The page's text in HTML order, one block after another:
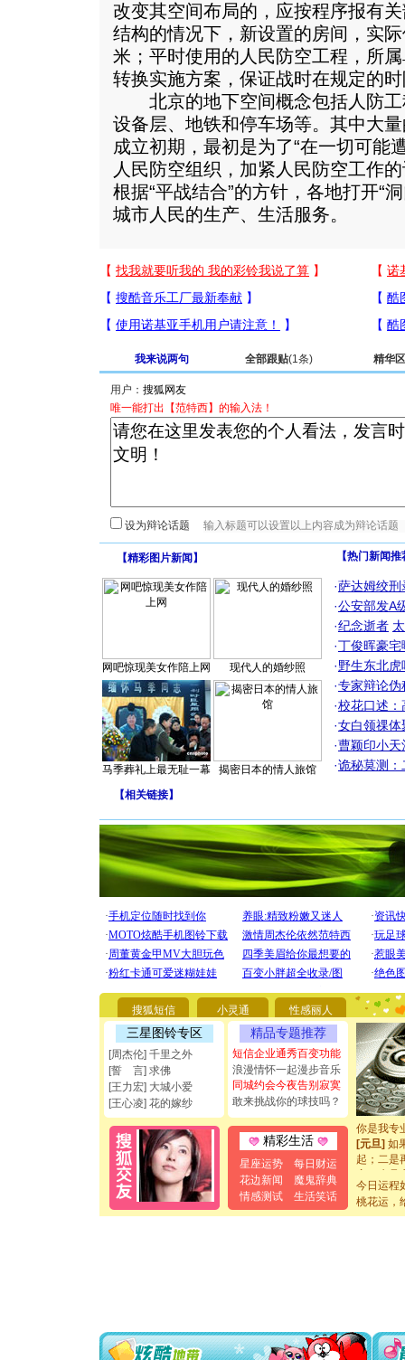
改变其空间布局的，应按程序报有
结构的情况下，新设置的房间，实
米；平时使用的人民防空工程，所
转换实施方案，保证战时在规定的
北京的地下空间概念包括人防工
设备层、地铁和停车场等。其中大
成立初期，最初是为了“在一切可能
人民防空组织，加紧人民防空工作
根据“平战结合”的方针，各地打开“
城市人民的生产、生活服务。
我来说两句 全部跟贴(1条) 精华区
用户：
唯一能打出【范特西】的输入法！
设为辩论话题
【精彩图片新闻 】
网吧惊现美女作陪上网 现代人的婚纱照
马季葬礼上最无耻一幕 揭密日本的情人旅馆
【热门新闻
·萨达姆绞刑
·公安部发A
·纪念逝者
·丁俊晖豪
·野生东北
·专家辩论伪
·校花口述：
·女白领祼体
·曹颖印小天
·诡秘莫测：
【相关链接】
搜狐短信 小灵通 性感丽人
三星图铃专区
[周杰伦] 千里之外
[誓 言] 求佛
[王力宏] 大城小爱
[王心凌] 花的嫁纱
精品专题推荐
短信企业通秀百变功能
浪漫情怀一起漫步音乐
同城约会今夜告别寂寞
敢来挑战你的球技吗？
精彩生活
星座运势
每日财运
花边新闻
魔鬼辞典
情感测试
生活笑话
[圣诞节]
要平安！
[圣诞节]
能正大
都要快乐
[圣诞节]
如意,快
[元旦]看
断电。爱
你是我专
[元旦]如
起；二是
离。水晶
[元旦]当
泣，这痛
卖了。水
你太多，
要平安
今日运程
桃花运，